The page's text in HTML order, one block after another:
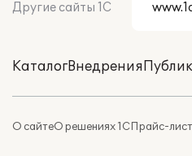
Другие сайты 1С
КаталогВнедрения
О сайтеО решениях 1СПрайс-лист